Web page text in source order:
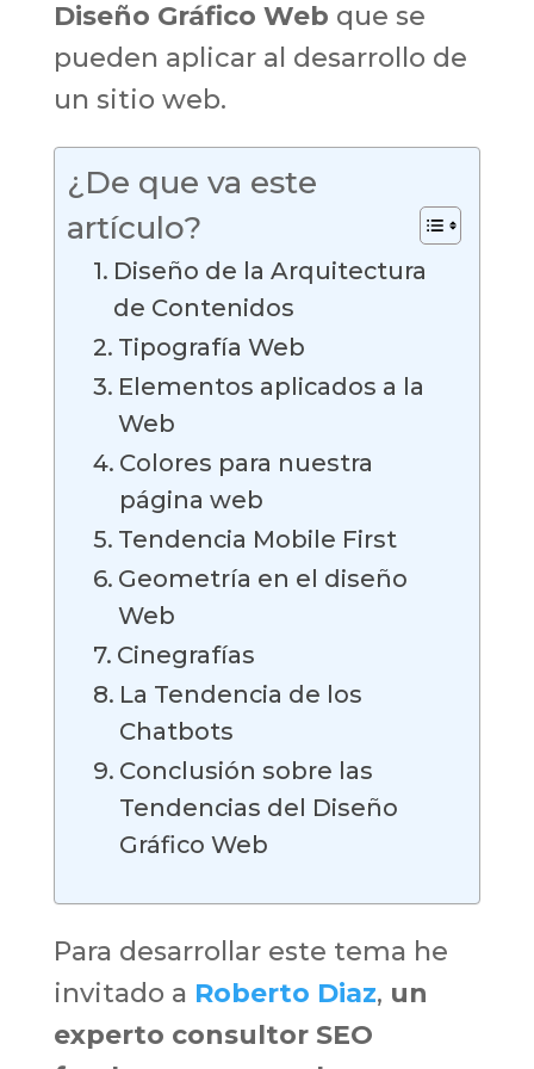
Diseño Gráfico Web que se
pueden aplicar al desarrollo de
un sitio web.
¿De que va este
artículo?
Diseño de la Arquitectura
de Contenidos
Tipografía Web
Elementos aplicados a la
Web
Colores para nuestra
página web
Tendencia Mobile First
Geometría en el diseño
Web
Cinegrafías
La Tendencia de los
Chatbots
Conclusión sobre las
Tendencias del Diseño
Gráfico Web
Para desarrollar este tema he
invitado a Roberto Diaz, un
experto consultor SEO